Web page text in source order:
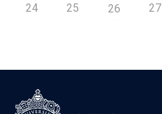
24 25 26 27